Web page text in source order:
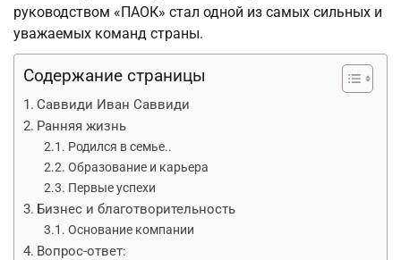
руководством «ПАОК» стал одной из самых сильных и
уважаемых команд страны.
Содержание страницы
Саввиди Иван Саввиди
Ранняя жизнь
Родился в семье..
Образование и карьера
Первые успехи
Бизнес и благотворительность
Основание компании
Вопрос-ответ: